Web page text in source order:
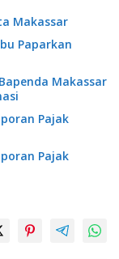
Makassar
Paparkan
Makassar
Pajak
Pajak